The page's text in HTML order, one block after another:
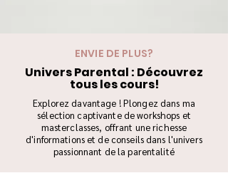
ENVIE DE PLUS?
Univers Parental : Découvrez
tous les cours!
Explorez davantage ! Plongez dans ma
sélection captivante de workshops et
masterclasses, offrant une richesse
d'informations et de conseils dans l'univers
passionnant de la parentalité